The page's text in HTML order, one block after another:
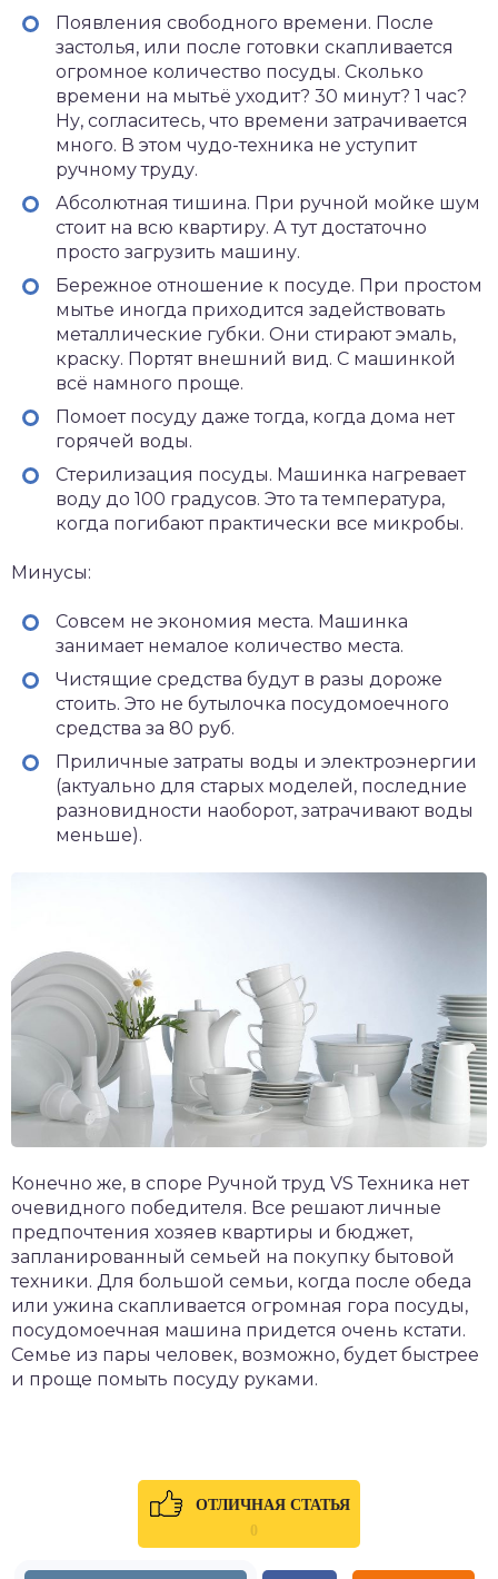
Появления свободного времени. После
застолья, или после готовки скапливается
огромное количество посуды. Сколько
времени на мытьё уходит? 30 минут? 1 час?
Ну, согласитесь, что времени затрачивается
много. В этом чудо-техника не уступит
ручному труду.
Абсолютная тишина. При ручной мойке шум
стоит на всю квартиру. А тут достаточно
просто загрузить машину.
Бережное отношение к посуде. При простом
мытье иногда приходится задействовать
металлические губки. Они стирают эмаль,
краску. Портят внешний вид. С машинкой
всё намного проще.
Помоет посуду даже тогда, когда дома нет
горячей воды.
Стерилизация посуды. Машинка нагревает
воду до 100 градусов. Это та температура,
когда погибают практически все микробы.
Минусы:
Совсем не экономия места. Машинка
занимает немалое количество места.
Чистящие средства будут в разы дороже
стоить. Это не бутылочка посудомоечного
средства за 80 руб.
Приличные затраты воды и электроэнергии
(актуально для старых моделей, последние
разновидности наоборот, затрачивают воды
меньше).
Конечно же, в споре Ручной труд VS Техника нет
очевидного победителя. Все решают личные
предпочтения хозяев квартиры и бюджет,
запланированный семьей на покупку бытовой
техники. Для большой семьи, когда после обеда
или ужина скапливается огромная гора посуды,
посудомоечная машина придется очень кстати.
Семье из пары человек, возможно, будет быстрее
и проще помыть посуду руками.
ОТЛИЧНАЯ СТАТЬЯ
0